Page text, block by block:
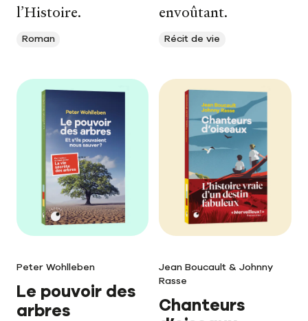
Notre journal
l’Histoire.
Roman
envoûtant.
Récit de vie
Peter Wohlleben
Le pouvoir des
arbres
Jean Boucault & Johnny
Rasse
Chanteurs